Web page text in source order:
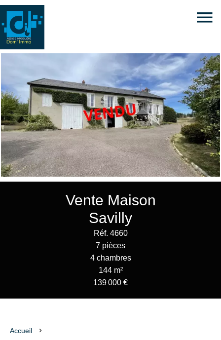
Vente Maison
Savilly
Réf. 4660
7 pièces
4 chambres
144 m²
139 000 €
Accueil